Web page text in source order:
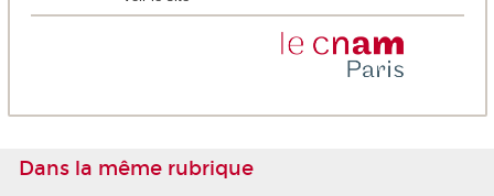
Dans la même rubrique